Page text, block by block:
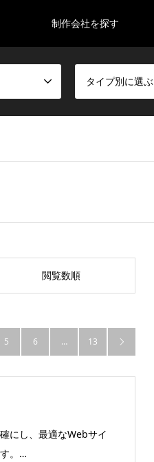
制作会社を探す
タイプ別に選ぶ
閲覧数順
5 6 … 13 
にし、最適なWebサイ
。…